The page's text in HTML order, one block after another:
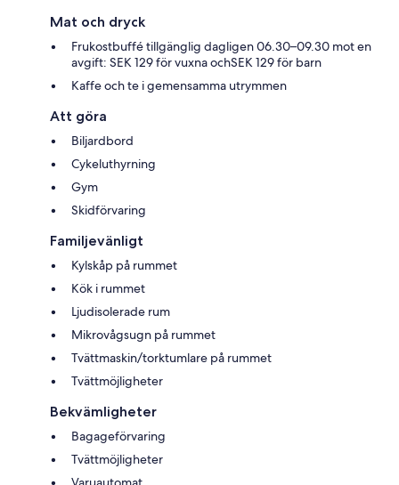
Mat och dryck
Frukostbuffé tillgänglig dagligen 06.30–09.30 mot en
avgift: SEK 129 för vuxna ochSEK 129 för barn
Kaffe och te i gemensamma utrymmen
Att göra
Biljardbord
Cykeluthyrning
Gym
Skidförvaring
Familjevänligt
Kylskåp på rummet
Kök i rummet
Ljudisolerade rum
Mikrovågsugn på rummet
Tvättmaskin/torktumlare på rummet
Tvättmöjligheter
Bekvämligheter
Bagageförvaring
Tvättmöjligheter